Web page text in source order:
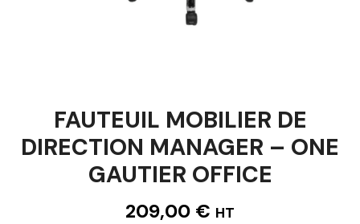
FAUTEUIL MOBILIER DE
DIRECTION MANAGER – ONE
GAUTIER OFFICE
209,00 € HT